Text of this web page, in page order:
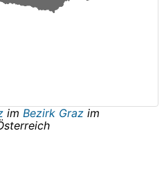
im Bezirk Graz im